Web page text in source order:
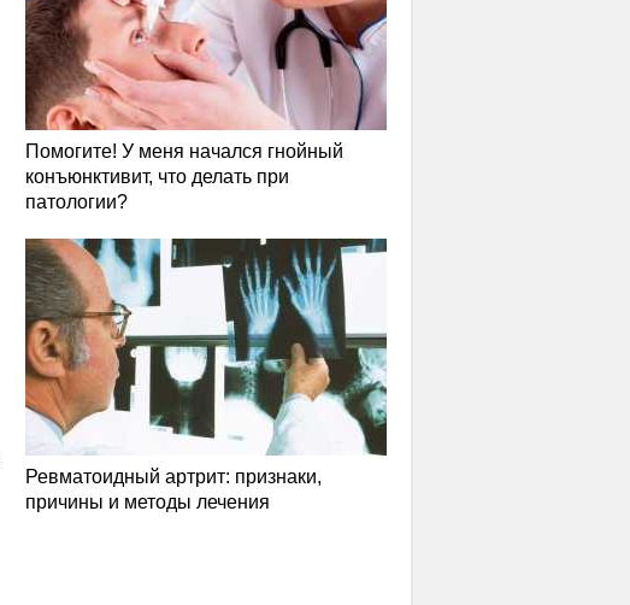
Помогите! У меня начался гнойный
конъюнктивит, что делать при
патологии?
Ревматоидный артрит: признаки,
причины и методы лечения